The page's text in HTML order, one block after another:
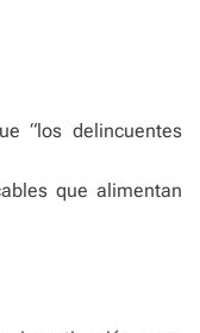
“los delincuentes
que alimentan